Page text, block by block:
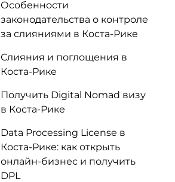
Особенности
законодательства о контроле
за слияниями в Коста-Рике
Слияния и поглощения в
Коста-Рике
Получить Digital Nomad визу
в Коста-Рике
Data Processing License в
Коста-Рике: как открыть
онлайн-бизнес и получить
DPL